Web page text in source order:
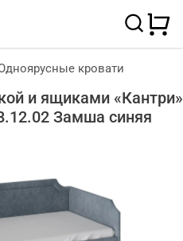
кровати
и ящиками «Кантри»
Замша синяя